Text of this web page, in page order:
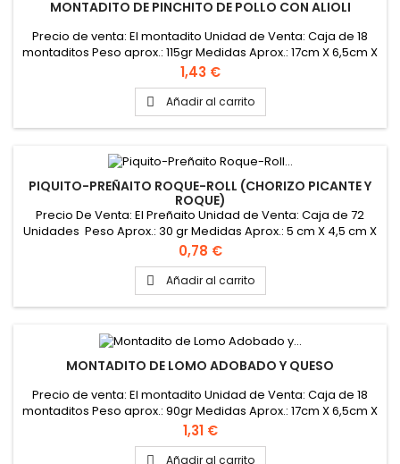
MONTADITO DE PINCHITO DE POLLO CON ALIOLI
Precio de venta: El montadito Unidad de Venta: Caja de 18
montaditos Peso aprox.: 115gr Medidas Aprox.: 17cm X 6,5cm X
3,5cm
Precio
1,43 €
 Añadir al carrito
PIQUITO-PREÑAITO ROQUE-ROLL (CHORIZO PICANTE Y
ROQUE)
Precio De Venta: El Preñaito Unidad de Venta: Caja de 72
Unidades Peso Aprox.: 30 gr Medidas Aprox.: 5 cm X 4,5 cm X
3,5 cm
Precio
0,78 €
 Añadir al carrito
MONTADITO DE LOMO ADOBADO Y QUESO
Precio de venta: El montadito Unidad de Venta: Caja de 18
montaditos Peso aprox.: 90gr Medidas Aprox.: 17cm X 6,5cm X
3,5cm
Precio
1,31 €
 Añadir al carrito